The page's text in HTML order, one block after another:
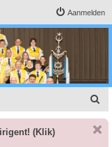
Aanmelden
e
(Klik)